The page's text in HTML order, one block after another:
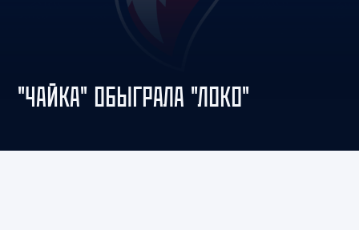
"ЧАЙКА" ОБЫГРАЛА "ЛОКО"